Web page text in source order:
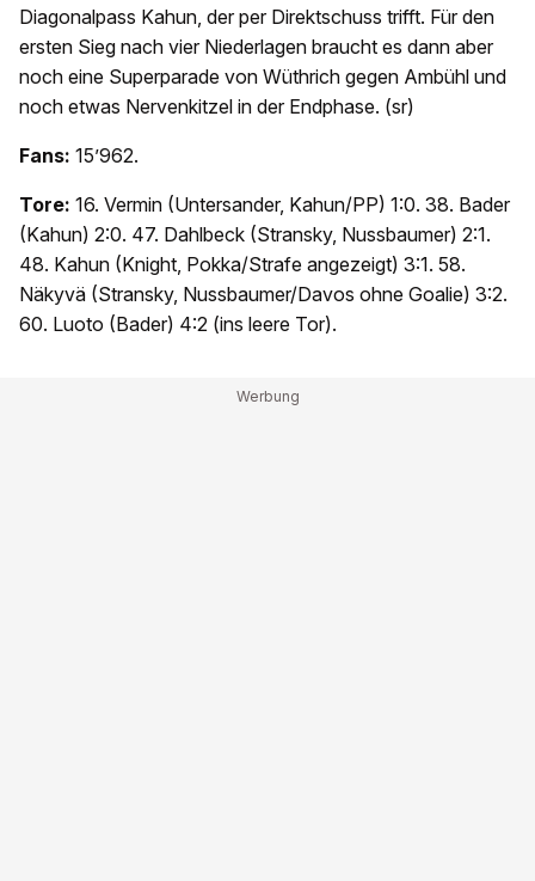
Diagonalpass Kahun, der per Direktschuss trifft. Für den
ersten Sieg nach vier Niederlagen braucht es dann aber
noch eine Superparade von Wüthrich gegen Ambühl und
noch etwas Nervenkitzel in der Endphase. (sr)
Fans: 15’962.
Tore: 16. Vermin (Untersander, Kahun/PP) 1:0. 38. Bader
(Kahun) 2:0. 47. Dahlbeck (Stransky, Nussbaumer) 2:1.
48. Kahun (Knight, Pokka/Strafe angezeigt) 3:1. 58.
Näkyvä (Stransky, Nussbaumer/Davos ohne Goalie) 3:2.
60. Luoto (Bader) 4:2 (ins leere Tor).